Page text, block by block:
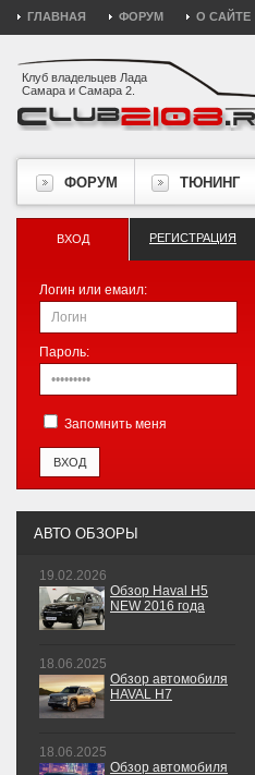
ГЛАВНАЯ ФОРУМ О САЙТЕ
Клуб владельцев Лада
Самара и Самара 2.
ФОРУМ ТЮНИНГ
ВХОД РЕГИСТРАЦИЯ
Логин или емаил:
Пароль:
Запомнить меня
АВТО ОБЗОРЫ
19.02.2026
Обзор Haval H5
NEW 2016 года
18.06.2025
Обзор автомобиля
HAVAL H7
18.06.2025
Обзор автомобиля